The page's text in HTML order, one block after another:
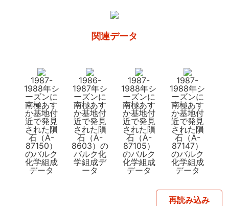
関連データ
1987-
1988年シ
ーズンに
南極あす
か基地付
近で発見
された隕
石（A-
87150）
のバルク
化学組成
データ
1986-
1987年シ
ーズンに
南極あす
か基地付
近で発見
された隕
石（A-
8603）の
バルク化
学組成デ
ータ
1987-
1988年シ
ーズンに
南極あす
か基地付
近で発見
された隕
石（A-
87105）
のバルク
化学組成
データ
1987-
1988年シ
ーズンに
南極あす
か基地付
近で発見
された隕
石（A-
87147）
のバルク
化学組成
データ
再読み込み